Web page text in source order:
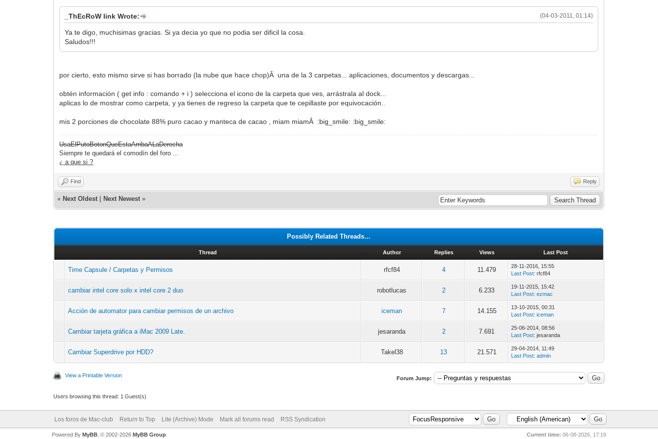
(04-03-2011, 01:14)
_ThEcRoW link Wrote:
Ya te digo, muchisimas gracias. Si ya decia yo que no podia ser dificil la cosa.
Saludos!!!
por cierto, esto mismo sirve si has borrado (la nube que hace chop)Â una de la 3 carpetas... aplicaciones, documentos y descargas...
obtén información ( get info : comando + i ) selecciona el icono de la carpeta que ves, arrástrala al dock...
aplicas lo de mostrar como carpeta, y ya tienes de regreso la carpeta que te cepillaste por equivocación..
mis 2 porciones de chocolate 88% puro cacao y manteca de cacao , miam miamÂ :big_smile: :big_smile:
UsaElPutoBotonQueEstaArribaALaDerecha
Siempre te quedará el comodín del foro ...
¿ a que si ?
Find Reply
« Next Oldest Next Newest »
Possibly Related Threads…
Thread Author Replies Views Last Post
Time Capsule / Carpetas y Permisos rfcf84 4 11.479
28-11-2016, 15:55
Last Post: rfcf84
cambiar intel core solo x intel core 2 duo robotlucas 2 6.233
19-11-2015, 15:42
Last Post:ezmac
Acción de automator para cambiar permisos de un archivo iceman 7 14.155
13-10-2015, 00:31
Last Post:iceman
Cambiar tarjeta gráfica a iMac 2009 Late. jesaranda 2 7.691
25-06-2014, 08:56
Last Post: jesaranda
Cambiar Superdrive por HDD? Takel38 13 21.571
29-04-2014, 11:49
Last Post:admin
View a Printable Version Forum Jump:
Users browsing this thread: 1 Guest(s)
Los foros de Mac-club Return to Top Lite (Archive) Mode Mark all forums read RSS Syndication
Current time: 06-08-2026, 17:19
Powered By MyBB, © 2002-2026 MyBB Group.